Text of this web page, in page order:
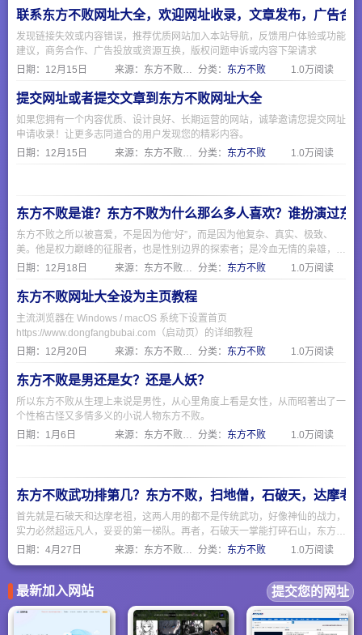
联系东方不败网址大全，欢迎网址收录，文章发布，广告合
发现链接失效或内容错误，推荐优质网站加入本站导航，反馈用户体验或功能
建议，商务合作、广告投放或资源互换，版权问题申诉或内容下架请求
日期： 12月15日 来源：东方不败网址大全 分类： 东方不败 1.0万阅读
提交网址或者提交文章到东方不败网址大全
如果您拥有一个内容优质、设计良好、长期运营的网站，诚挚邀请您提交网址
申请收录！让更多志同道合的用户发现您的精彩内容。
日期： 12月15日 来源：东方不败网址大全 分类： 东方不败 1.0万阅读
东方不败是谁？东方不败为什么那么多人喜欢？谁扮演过东
东方不败之所以被喜爱，不是因为他“好”，而是因为他复杂、真实、极致、
美。他是权力巅峰的征服者，也是性别边界的探索者；是冷血无情的枭雄，也
是为爱痴狂的凡人。正如一句话所说：“他不是反派，他是照出所有人欲望与
恐惧的一面镜子。”
日期： 12月18日 来源：东方不败网址大全 分类： 东方不败 1.0万阅读
东方不败网址大全设为主页教程
主流浏览器在 Windows / macOS 系统下设置首页
https://www.dongfangbubai.com（启动页）的详细教程
日期： 12月20日 来源：东方不败网址大全 分类： 东方不败 1.0万阅读
东方不败是男还是女？还是人妖？
所以东方不败从生理上来说是男性，从心里角度上看是女性，从而昭著出了一
个性格古怪又多情多义的小说人物东方不败。
日期： 1月6日 来源：东方不败网址大全 分类： 东方不败 1.0万阅读
东方不败武功排第几？东方不败，扫地僧，石破天，达摩老
首先就是石破天和达摩老祖，这两人用的都不是传统武功，好像神仙的战力，
实力必然超远凡人，妥妥的第一梯队。再者，石破天一掌能打碎石山，东方不
败的绣花针显的不够看，而且石破天的防御力也是天花板级别的。然后我们看
毕竟是凡夫俗子，比不上以上那些开挂的高手。
日期： 4月27日 来源：东方不败网址大全 分类： 东方不败 1.0万阅读
最新加入网站 提交您的网址